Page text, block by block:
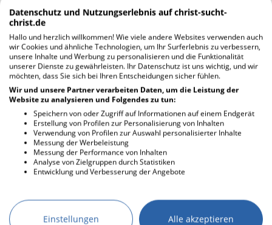
Kommentare
Datenschutz und Nutzungserlebnis auf christ-sucht-
christ.de
Hallo und herzlich willkommen! Wie viele andere Websites verwenden auch
wir Cookies und ähnliche Technologien, um Ihr Surferlebnis zu verbessern,
unsere Inhalte und Werbung zu personalisieren und die Funktionalität
unserer Dienste zu gewährleisten. Ihr Datenschutz ist uns wichtig, und wir
möchten, dass Sie sich bei Ihren Entscheidungen sicher fühlen.
Wir und unsere Partner verarbeiten Daten, um die Leistung der
Website zu analysieren und Folgendes zu tun:
Speichern von oder Zugriff auf Informationen auf einem Endgerät
Erstellung von Profilen zur Personalisierung von Inhalten
Verwendung von Profilen zur Auswahl personalisierter Inhalte
Messung der Werbeleistung
Messung der Performance von Inhalten
Analyse von Zielgruppen durch Statistiken
Entwicklung und Verbesserung der Angebote
Einstellungen Alle akzeptieren